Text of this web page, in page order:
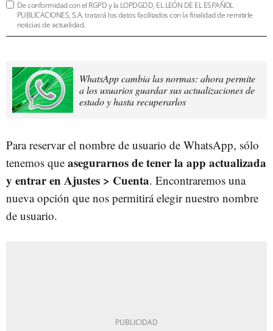
De conformidad con el RGPD y la LOPDGDD, EL LEÓN DE EL ESPAÑOL
PUBLICACIONES, S.A. tratará los datos facilitados con la finalidad de remitirle
noticias de actualidad.
WhatsApp cambia las normas: ahora permite
a los usuarios guardar sus actualizaciones de
estado y hasta recuperarlos
Para reservar el nombre de usuario de WhatsApp, sólo
tenemos que asegurarnos de tener la app actualizada
y entrar en Ajustes > Cuenta. Encontraremos una
nueva opción que nos permitirá elegir nuestro nombre
de usuario.